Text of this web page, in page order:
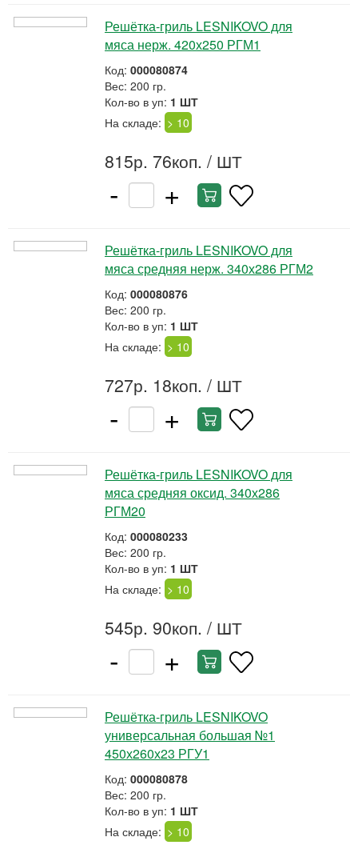
Решётка-гриль LESNIKOVO для
мяса нерж. 420х250 РГМ1
Код: 000080874
Вес: 200 гр.
Кол-во в уп: 1 ШТ
На складе: > 10
815р. 76коп. / ШТ
- +
Решётка-гриль LESNIKOVO для
мяса средняя нерж. 340х286 РГМ2
Код: 000080876
Вес: 200 гр.
Кол-во в уп: 1 ШТ
На складе: > 10
727р. 18коп. / ШТ
- +
Решётка-гриль LESNIKOVO для
мяса средняя оксид. 340х286
РГМ20
Код: 000080233
Вес: 200 гр.
Кол-во в уп: 1 ШТ
На складе: > 10
545р. 90коп. / ШТ
- +
Решётка-гриль LESNIKOVO
универсальная большая №1
450х260х23 РГУ1
Код: 000080878
Вес: 200 гр.
Кол-во в уп: 1 ШТ
На складе: > 10